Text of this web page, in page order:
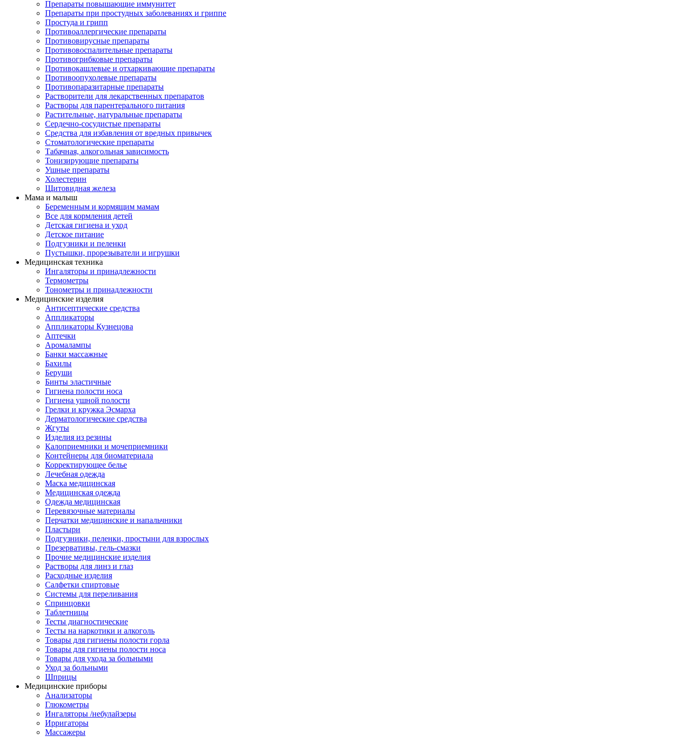
Препараты повышающие иммунитет
Препараты при простудных заболеваниях и гриппе
Простуда и грипп
Противоаллергические препараты
Противовирусные препараты
Противовоспалительные препараты
Противогрибковые препараты
Противокашлевые и отхаркивающие препараты
Противоопухолевые препараты
Противопаразитарные препараты
Растворители для лекарственных препаратов
Растворы для парентерального питания
Растительные, натуральные препараты
Сердечно-сосудистые препараты
Средства для избавления от вредных привычек
Стоматологические препараты
Табачная, алкогольная зависимость
Тонизирующие препараты
Ушные препараты
Холестерин
Щитовидная железа
Мама и малыш
Беременным и кормящим мамам
Все для кормления детей
Детская гигиена и уход
Детское питание
Подгузники и пеленки
Пустышки, прорезыватели и игрушки
Медицинская техника
Ингаляторы и принадлежности
Термометры
Тонометры и принадлежности
Медицинские изделия
Антисептические средства
Аппликаторы
Аппликаторы Кузнецова
Аптечки
Аромалампы
Банки массажные
Бахилы
Беруши
Бинты эластичные
Гигиена полости носа
Гигиена ушной полости
Грелки и кружка Эсмарха
Дерматологические средства
Жгуты
Изделия из резины
Калоприемники и мочеприемники
Контейнеры для биоматериала
Корректирующее белье
Лечебная одежда
Маска медицинская
Медицинская одежда
Одежда медицинская
Перевязочные материалы
Перчатки медицинские и напальчники
Пластыри
Подгузники, пеленки, простыни для взрослых
Презервативы, гель-смазки
Прочие медицинские изделия
Растворы для линз и глаз
Расходные изделия
Салфетки спиртовые
Системы для переливания
Спринцовки
Таблетницы
Тесты диагностические
Тесты на наркотики и алкоголь
Товары для гигиены полости горла
Товары для гигиены полости носа
Товары для ухода за больными
Уход за больными
Шприцы
Медицинские приборы
Анализаторы
Глюкометры
Ингаляторы /небулайзеры
Ирригаторы
Массажеры